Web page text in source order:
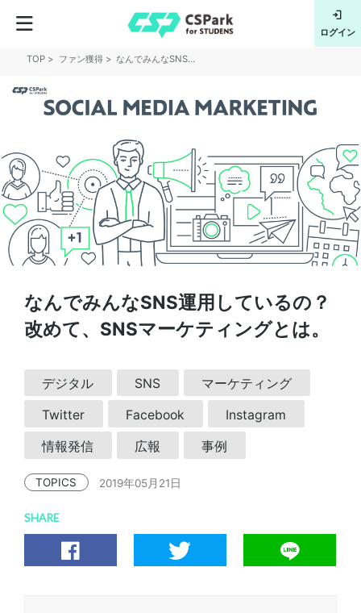
ログイン
TOP ファン獲得 なんでみんなSNS運用しているの？改めて、SNSマーケティングとは。
なんでみんなSNS運用しているの？
改めて、SNSマーケティングとは。
デジタル SNS マーケティング
Twitter Facebook Instagram
情報発信 広報 事例
TOPICS 2019年05月21日
SHARE